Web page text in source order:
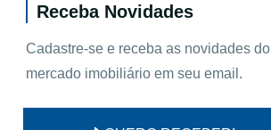
Receba Novidades
Cadastre-se e receba as novidades do
mercado imobiliário em seu email.